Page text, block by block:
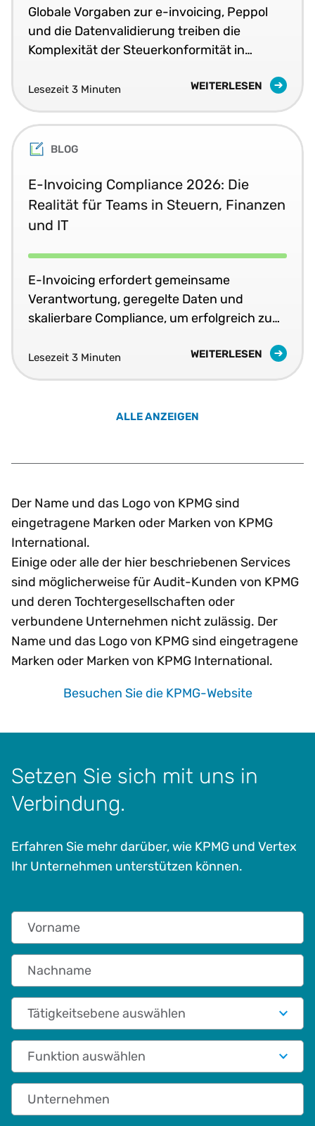
Globale Vorgaben zur e-invoicing, Peppol
und die Datenvalidierung treiben die
Komplexität der Steuerkonformität in
Lesezeit 3 Minuten WEITERLESEN
BLOG
E-Invoicing Compliance 2026: Die
Realität für Teams in Steuern, Finanzen
und IT
E-Invoicing erfordert gemeinsame
Verantwortung, geregelte Daten und
skalierbare Compliance, um erfolgreich zu
Lesezeit 3 Minuten WEITERLESEN
ALLE ANZEIGEN
Der Name und das Logo von KPMG sind
eingetragene Marken oder Marken von KPMG
International.
Einige oder alle der hier beschriebenen Services
sind möglicherweise für Audit-Kunden von KPMG
und deren Tochtergesellschaften oder
verbundene Unternehmen nicht zulässig. Der
Name und das Logo von KPMG sind eingetragene
Marken oder Marken von KPMG International.
Besuchen Sie die KPMG-Website
Setzen Sie sich mit uns in
Verbindung.
Erfahren Sie mehr darüber, wie KPMG und Vertex
Ihr Unternehmen unterstützen können.
Vorname
Nachname
Tätigkeitsebene auswählen
Funktionale Rolle
Unternehmen